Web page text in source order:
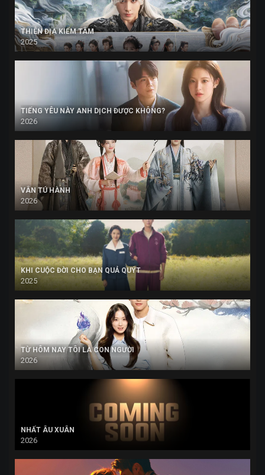
THIÊN ĐỊA KIẾM TÂM
2025
TIẾNG YÊU NÀY ANH DỊCH ĐƯỢC KHÔNG?
2026
VÂN TÚ HÀNH
2026
KHI CUỘC ĐỜI CHO BẠN QUẢ QUÝT
2025
TỪ HÔM NAY TÔI LÀ CON NGƯỜI
2026
NHẤT ÂU XUÂN
2026